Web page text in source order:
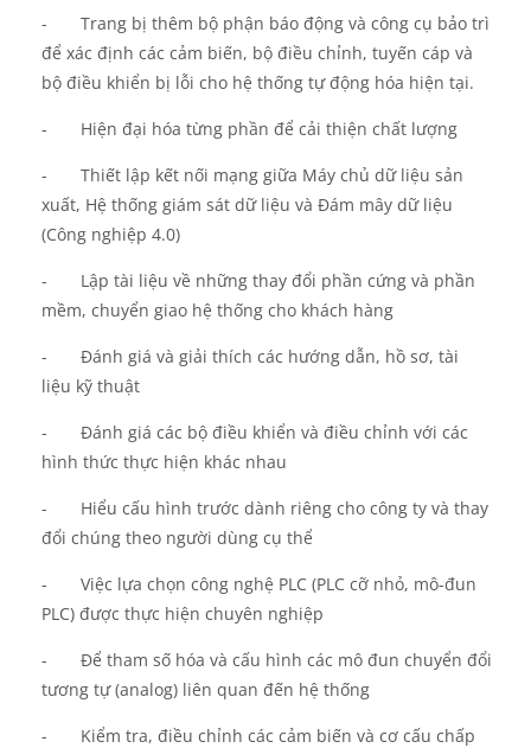
- Trang bị thêm bộ phận báo động và công cụ bảo trì
để xác định các cảm biến, bộ điều chỉnh, tuyến cáp và
bộ điều khiển bị lỗi cho hệ thống tự động hóa hiện tại.
- Hiện đại hóa từng phần để cải thiện chất lượng
- Thiết lập kết nối mạng giữa Máy chủ dữ liệu sản
xuất, Hệ thống giám sát dữ liệu và Đám mây dữ liệu
(Công nghiệp 4.0)
- Lập tài liệu về những thay đổi phần cứng và phần
mềm, chuyển giao hệ thống cho khách hàng
- Đánh giá và giải thích các hướng dẫn, hồ sơ, tài
liệu kỹ thuật
- Đánh giá các bộ điều khiển và điều chỉnh với các
hình thức thực hiện khác nhau
- Hiểu cấu hình trước dành riêng cho công ty và thay
đổi chúng theo người dùng cụ thể
- Việc lựa chọn công nghệ PLC (PLC cỡ nhỏ, mô-đun
PLC) được thực hiện chuyên nghiệp
- Để tham số hóa và cấu hình các mô đun chuyển đổi
tương tự(analog) liên quan đến hệ thống
- Kiểm tra, điều chỉnh các cảm biến và cơ cấu chấp